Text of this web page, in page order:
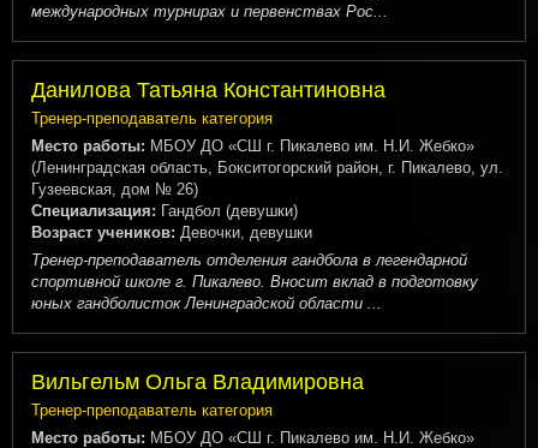
международных турнирах и первенствах Рос...
Данилова Татьяна Константиновна
Тренер-преподаватель категория
Место работы: МБОУ ДО «СШ г. Пикалево им. Н.И. Жебко»
(Ленинградская область, Бокситогорский район, г. Пикалево, ул.
Гузеевская, дом № 26)
Специализация: Гандбол (девушки)
Возраст учеников: Девочки, девушки
Тренер-преподаватель отделения гандбола в легендарной
спортивной школе г. Пикалево. Вносит вклад в подготовку
юных гандболисток Ленинградской области ...
Вильгельм Ольга Владимировна
Тренер-преподаватель категория
Место работы: МБОУ ДО «СШ г. Пикалево им. Н.И. Жебко»